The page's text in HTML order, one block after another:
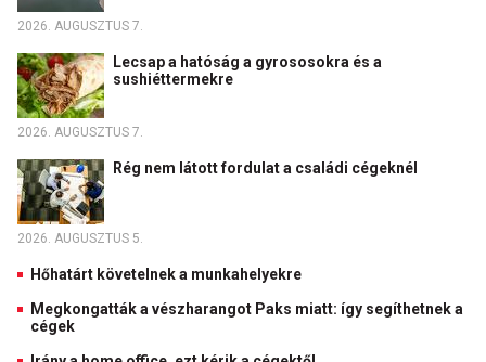
2026. AUGUSZTUS 7.
Lecsap a hatóság a gyrososokra és a
sushiéttermekre
2026. AUGUSZTUS 7.
Rég nem látott fordulat a családi cégeknél
2026. AUGUSZTUS 5.
Hőhatárt követelnek a munkahelyekre
Megkongatták a vészharangot Paks miatt: így segíthetnek a
cégek